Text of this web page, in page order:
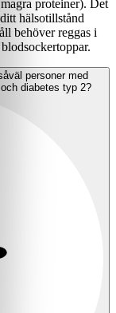
proteiner). Det
hälsotillstånd
behöver reggas i
personer med
diabetes typ 2?